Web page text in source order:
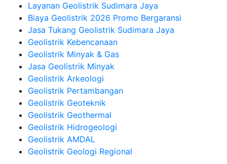
Layanan Geolistrik Sudimara Jaya
Biaya Geolistrik 2026 Promo Bergaransi
Jasa Tukang Geolistrik Sudimara Jaya
Geolistrik Kebencanaan
Geolistrik Minyak & Gas
Jasa Geolistrik Minyak
Geolistrik Arkeologi
Geolistrik Pertambangan
Geolistrik Geoteknik
Geolistrik Geothermal
Geolistrik Hidrogeologi
Geolistrik AMDAL
Geolistrik Geologi Regional